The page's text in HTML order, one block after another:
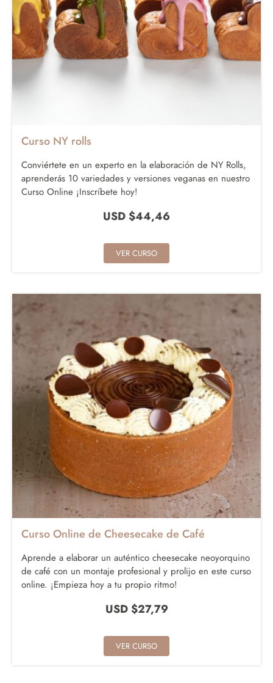
Curso NY rolls
Conviértete en un experto en la elaboración de NY Rolls,
aprenderás 10 variedades y versiones veganas en nuestro
Curso Online ¡Inscríbete hoy!
USD $44,46
VER CURSO
Curso Online de Cheesecake de Café
Aprende a elaborar un auténtico cheesecake neoyorquino
de café con un montaje profesional y prolijo en este curso
online. ¡Empieza hoy a tu propio ritmo!
USD $27,79
VER CURSO